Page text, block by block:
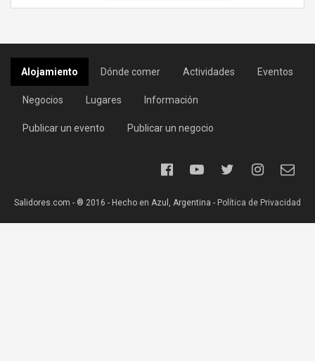
Alojamiento Dónde comer Actividades Eventos
Negocios Lugares Información
Publicar un evento Publicar un negocio
Salidores.com - ® 2016 - Hecho en Azul, Argentina - Política de Privacidad